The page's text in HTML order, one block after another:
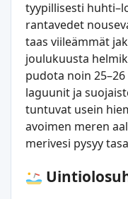
tyypillisesti
rantavedet
taas viileämmät
joulukuusta
pudota noin
laguunit ja
tuntuvat usein
avoimen meren
merivesi pysyy